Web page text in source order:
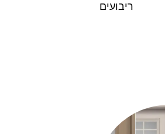
ריבועים